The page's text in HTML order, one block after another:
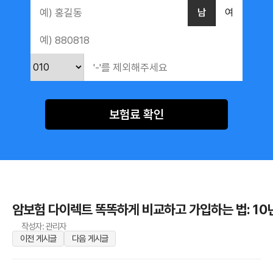
남 여
보험료 확인
암보험 다이렉트 똑똑하게 비교하고 가입하는 법:
작성자: 관리자
이전 게시글
다음 게시글